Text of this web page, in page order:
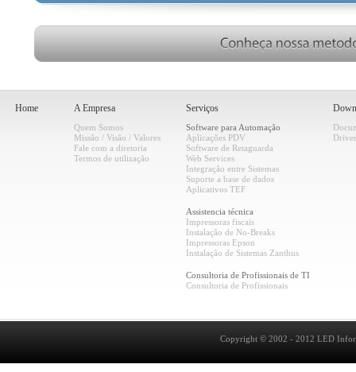
Home A Empresa
Quem Somos
Missão / Visão / Valores
Fale com a diretoria
Termos de utilização
Serviços
Software para Automação
Aplicações PDV
Software de Retaguarda
Web Services
Integração entre Sistemas
Suporte a base de dados
Aplicativos TEF
Assistencia técnica
Impressoras fiscais
Instalação de No-Breaks
Impressoras Epson
Instalação de Sistemas Zanthus
Consultoria de Profissionais de TI
Consultoria de Profissionais
Copyright © 2002 - 2012 LED